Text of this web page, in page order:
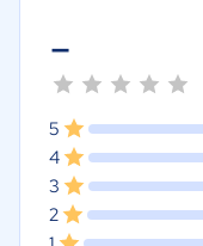
-
5
4
3
2